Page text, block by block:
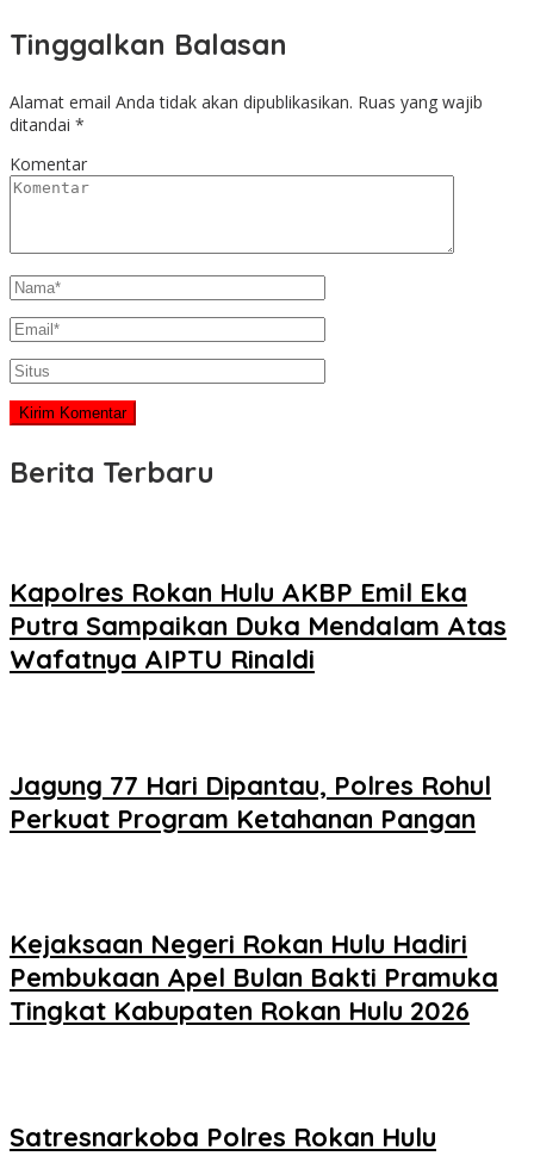
Tinggalkan Balasan
Alamat email Anda tidak akan dipublikasikan. Ruas yang wajib
ditandai *
Komentar
Berita Terbaru
Kapolres Rokan Hulu AKBP Emil Eka
Putra Sampaikan Duka Mendalam Atas
Wafatnya AIPTU Rinaldi
Jagung 77 Hari Dipantau, Polres Rohul
Perkuat Program Ketahanan Pangan
Kejaksaan Negeri Rokan Hulu Hadiri
Pembukaan Apel Bulan Bakti Pramuka
Tingkat Kabupaten Rokan Hulu 2026
Satresnarkoba Polres Rokan Hulu